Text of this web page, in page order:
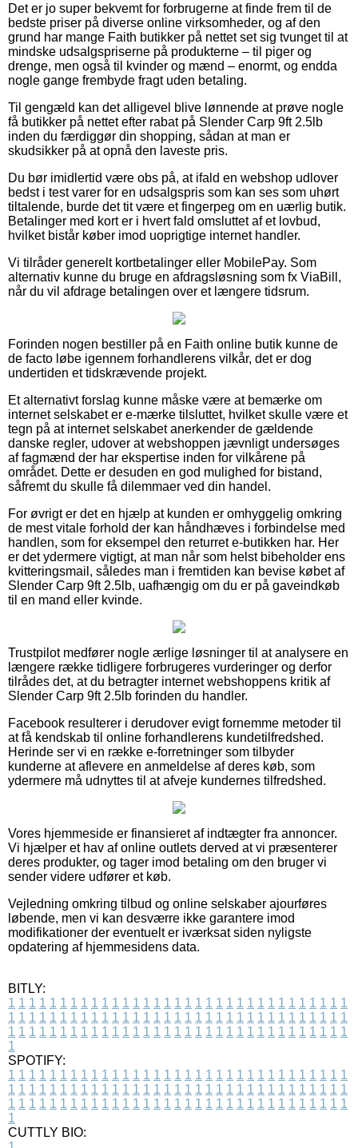
Det er jo super bekvemt for forbrugerne at finde frem til de
bedste priser på diverse online virksomheder, og af den
grund har mange Faith butikker på nettet set sig tvunget til at
mindske udsalgspriserne på produkterne – til piger og
drenge, men også til kvinder og mænd – enormt, og endda
nogle gange frembyde fragt uden betaling.
Til gengæld kan det alligevel blive lønnende at prøve nogle
få butikker på nettet efter rabat på Slender Carp 9ft 2.5lb
inden du færdiggør din shopping, sådan at man er
skudsikker på at opnå den laveste pris.
Du bør imidlertid være obs på, at ifald en webshop udlover
bedst i test varer for en udsalgspris som kan ses som uhørt
tiltalende, burde det tit være et fingerpeg om en uærlig butik.
Betalinger med kort er i hvert fald omsluttet af et lovbud,
hvilket bistår køber imod uoprigtige internet handler.
Vi tilråder generelt kortbetalinger eller MobilePay. Som
alternativ kunne du bruge en afdragsløsning som fx ViaBill,
når du vil afdrage betalingen over et længere tidsrum.
Forinden nogen bestiller på en Faith online butik kunne de
de facto løbe igennem forhandlerens vilkår, det er dog
undertiden et tidskrævende projekt.
Et alternativt forslag kunne måske være at bemærke om
internet selskabet er e-mærke tilsluttet, hvilket skulle være et
tegn på at internet selskabet anerkender de gældende
danske regler, udover at webshoppen jævnligt undersøges
af fagmænd der har ekspertise inden for vilkårene på
området. Dette er desuden en god mulighed for bistand,
såfremt du skulle få dilemmaer ved din handel.
For øvrigt er det en hjælp at kunden er omhyggelig omkring
de mest vitale forhold der kan håndhæves i forbindelse med
handlen, som for eksempel den returret e-butikken har. Her
er det ydermere vigtigt, at man når som helst bibeholder ens
kvitteringsmail, således man i fremtiden kan bevise købet af
Slender Carp 9ft 2.5lb, uafhængig om du er på gaveindkøb
til en mand eller kvinde.
Trustpilot medfører nogle ærlige løsninger til at analysere en
længere række tidligere forbrugeres vurderinger og derfor
tilrådes det, at du betragter internet webshoppens kritik af
Slender Carp 9ft 2.5lb forinden du handler.
Facebook resulterer i derudover evigt fornemme metoder til
at få kendskab til online forhandlerens kundetilfredshed.
Herinde ser vi en række e-forretninger som tilbyder
kunderne at aflevere en anmeldelse af deres køb, som
ydermere må udnyttes til at afveje kundernes tilfredshed.
Vores hjemmeside er finansieret af indtægter fra annoncer.
Vi hjælper et hav af online outlets derved at vi præsenterer
deres produkter, og tager imod betaling om den bruger vi
sender videre udfører et køb.
Vejledning omkring tilbud og online selskaber ajourføres
løbende, men vi kan desværre ikke garantere imod
modifikationer der eventuelt er iværksat siden nyligste
opdatering af hjemmesidens data.
BITLY:
1 1 1 1 1 1 1 1 1 1 1 1 1 1 1 1 1 1 1 1 1 1 1 1 1 1 1 1 1 1 1 1 1
1 1 1 1 1 1 1 1 1 1 1 1 1 1 1 1 1 1 1 1 1 1 1 1 1 1 1 1 1 1 1 1 1
1 1 1 1 1 1 1 1 1 1 1 1 1 1 1 1 1 1 1 1 1 1 1 1 1 1 1 1 1 1 1 1 1
1
SPOTIFY:
1 1 1 1 1 1 1 1 1 1 1 1 1 1 1 1 1 1 1 1 1 1 1 1 1 1 1 1 1 1 1 1 1
1 1 1 1 1 1 1 1 1 1 1 1 1 1 1 1 1 1 1 1 1 1 1 1 1 1 1 1 1 1 1 1 1
1 1 1 1 1 1 1 1 1 1 1 1 1 1 1 1 1 1 1 1 1 1 1 1 1 1 1 1 1 1 1 1 1
1
CUTTLY BIO: